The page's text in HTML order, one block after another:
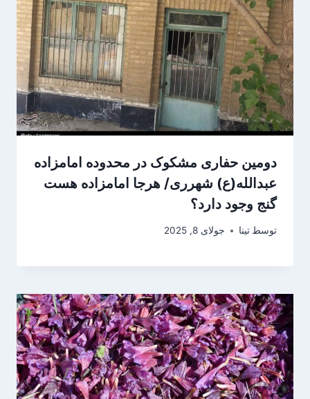
دومین حفاری مشکوک در محدوده امامزاده
عبدالله(ع) شهرری/ هرجا امامزاده هست
گنج وجود دارد؟
توسط تینا جولای 8, 2025